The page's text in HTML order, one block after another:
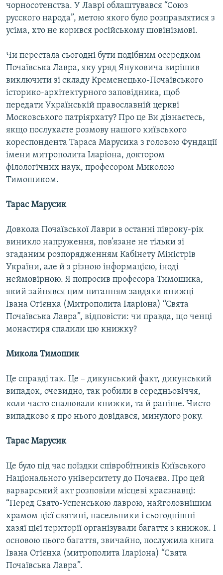
чорносотенства. У Лаврі облаштувався “Союз
русского народа”, метою якого було розправлятися з
усіма, хто не корився російському шовінізмові.
Чи перестала сьогодні бути подібним осередком
Почаївська Лавра, яку уряд Януковича вирішив
виключити зі складу Кременецько-Почаївського
історико-архітектурного заповідника, щоб
передати Українській православній церкві
Московського патріярхату? Про це Ви дізнаєтесь,
якщо послухаєте розмову нашого київського
кореспондента Тараса Марусика з головою Фундації
імени митрополита Іларіона, доктором
філологічних наук, професором Миколою
Тимошиком.
Тарас Марусик
Довкола Почаївської Лаври в останні півроку-рік
виникло напруження, пов’язане не тільки зі
згаданим розпорядженням Кабінету Міністрів
України, але й з різною інформацією, іноді
неймовірною. Я попросив професора Тимошика,
який зайнявся цим питанням завдяки книжці
Івана Огієнка (Митрополита Іларіона) “Свята
Почаївська Лавра”, відповісти: чи правда, що ченці
монастиря спалили цю книжку?
Микола Тимошик
Це справді так. Це – дикунський факт, дикунський
випадок, очевидно, так робили в середньовіччя,
коли часто спалювали книжки, та й раніше. Чисто
випадково я про нього довідався, минулого року.
Тарас Марусик
Це було під час поїздки співробітників Київського
Національного університету до Почаєва. Про цей
варварський акт розповіли місцеві краєзнавці:
“Перед Свято-Успенською лаврою, найголовнішим
храмом цієї святині, насельники і сьогоднішні
хазяї цієї території організували багаття з книжок. І
основою цього багаття, звичайно, послужила книга
Івана Огієнка (митрополита Іларіона) “Свята
Почаївська Лавра”.